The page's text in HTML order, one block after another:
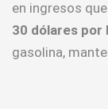
en ingresos
30 dólares por
gasolina,